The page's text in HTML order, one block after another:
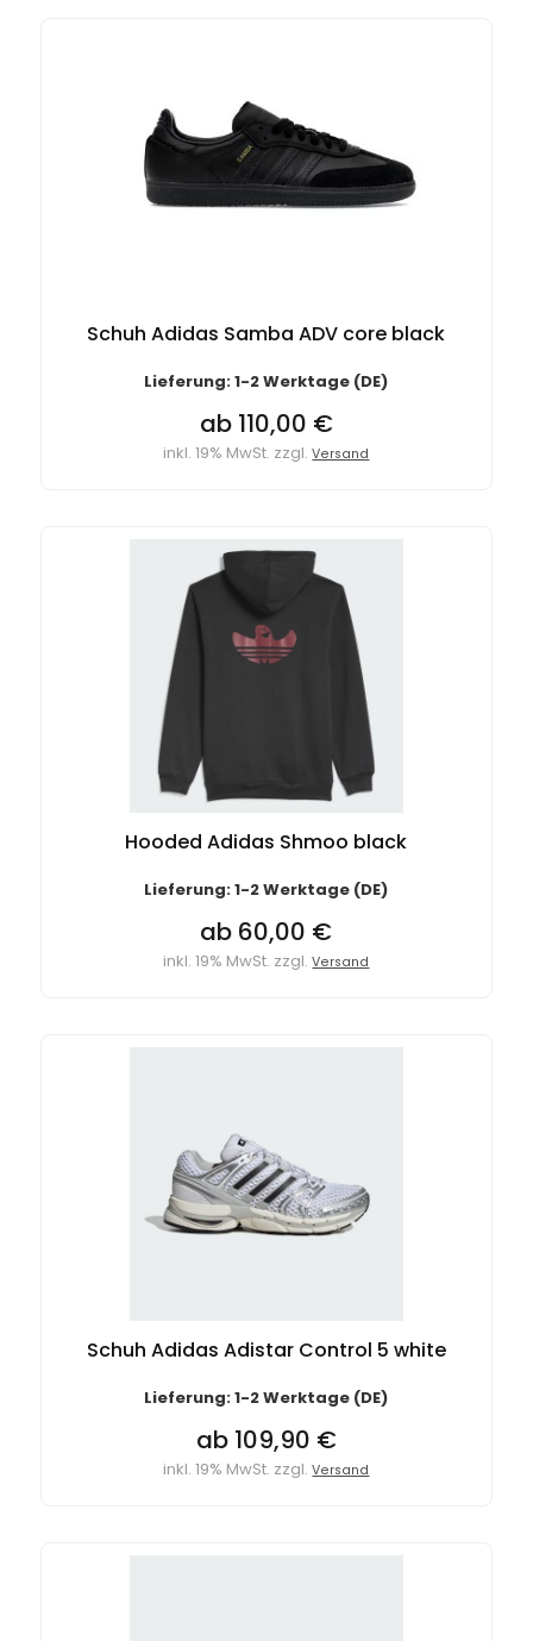
Schuh Adidas Samba ADV core black
Lieferung: 1-2 Werktage (DE)
ab 110,00 €
inkl. 19% MwSt. zzgl.Versand
Hooded Adidas Shmoo black
Lieferung: 1-2 Werktage (DE)
ab 60,00 €
inkl. 19% MwSt. zzgl.Versand
Schuh Adidas Adistar Control 5 white
Lieferung: 1-2 Werktage (DE)
ab 109,90 €
inkl. 19% MwSt. zzgl.Versand